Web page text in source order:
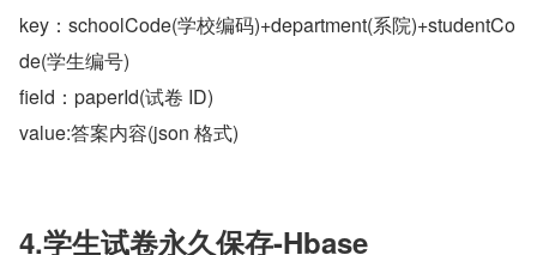
key：schoolCode(学校编码)+department(系院)+studentCo
de(学生编号)
field：paperId(试卷 ID)
value:答案内容(json 格式)
4.学生试卷永久保存-Hbase